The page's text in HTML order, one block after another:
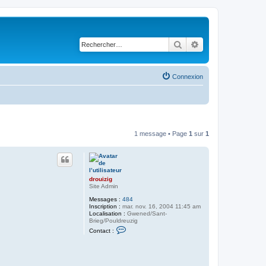
Rechercher
Connexion
1 message • Page 1 sur 1
drouizig
Site Admin
Messages : 484
Inscription : mar. nov. 16, 2004 11:45 am
Localisation : Gwened/Sant-
Brieg/Pouldreuzig
Contact :